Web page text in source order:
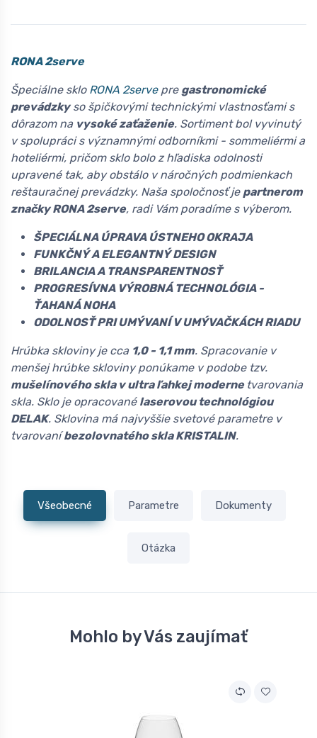
RONA 2serve
Špeciálne sklo RONA 2servepre gastronomické
prevádzkyso špičkovými technickými vlastnosťami s
dôrazom na vysoké zaťaženie. Sortiment bol vyvinutý
v spolupráci s významnými odborníkmi - sommeliérmi a
hoteliérmi, pričom sklo bolo z hľadiska odolnosti
upravené tak, aby obstálo v náročných podmienkach
reštauračnej prevádzky. Naša spoločnosť je partnerom
značky RONA 2serve, radi Vám poradíme s výberom.
ŠPECIÁLNA ÚPRAVA ÚSTNEHO OKRAJA
FUNKČNÝ A ELEGANTNÝ DESIGN
BRILANCIA A TRANSPARENTNOSŤ
PROGRESÍVNA VÝROBNÁ TECHNOLÓGIA -
ŤAHANÁ NOHA
ODOLNOSŤ PRI UMÝVANÍ V UMÝVAČKÁCH RIADU
Hrúbka skloviny je cca 1,0 - 1,1 mm. Spracovanie v
menšej hrúbke skloviny ponúkame v podobe tzv.
mušelínového skla v ultra ľahkej moderne tvarovania
skla. Sklo je opracované laserovou technológiou
DELAK. Sklovina má najvyššie svetové parametre v
tvarovaníbezolovnatého skla KRISTALIN.
Všeobecné Parametre Dokumenty
Otázka
Mohlo by Vás zaujímať